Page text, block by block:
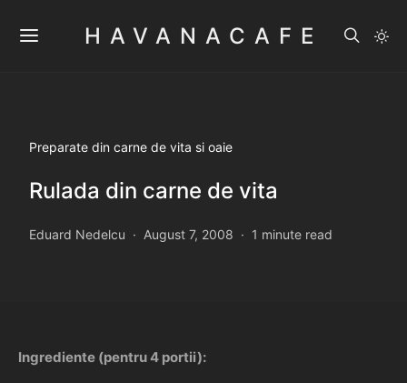
HAVANACAFE
Preparate din carne de vita si oaie
Rulada din carne de vita
Eduard Nedelcu August 7, 2008 1 minute read
Ingrediente (pentru 4 portii):